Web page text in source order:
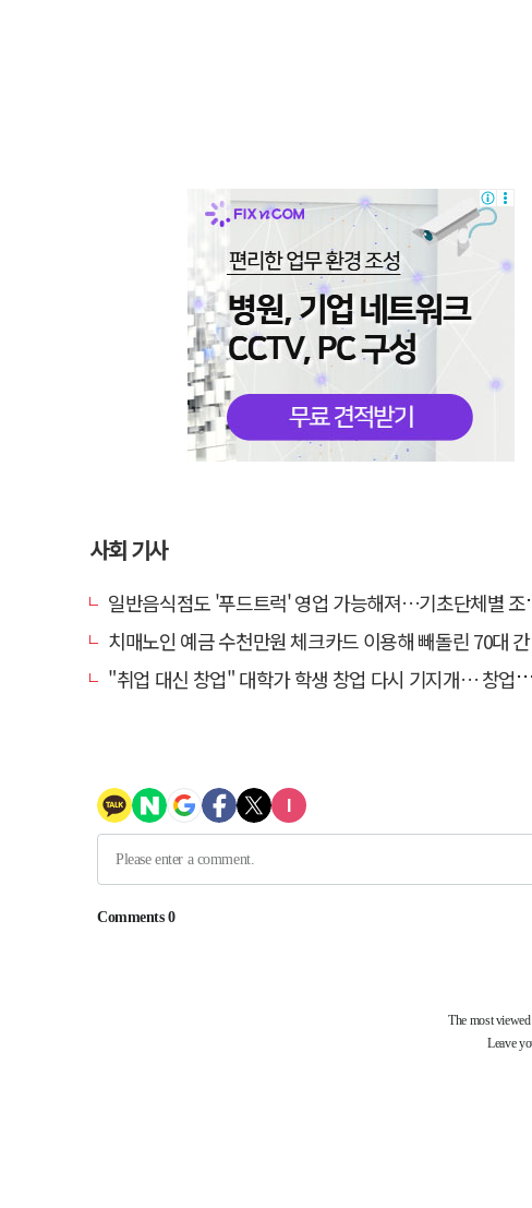
사회 기사
일반음식점도 '푸드트럭' 영업 가능해져…기초단체별 조례 개정 움직임
치매노인 예금 수천만원 체크카드 이용해 빼돌린 70대 간병인, 집행유예
"취업 대신 창업" 대학가 학생 창업 다시 기지개… 창업자·기업·매출 동반 성장